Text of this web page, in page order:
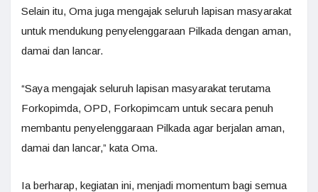
Selain itu, Oma juga mengajak seluruh lapisan masyarakat
untuk mendukung penyelenggaraan Pilkada dengan aman,
damai dan lancar.
“Saya mengajak seluruh lapisan masyarakat terutama
Forkopimda, OPD, Forkopimcam untuk secara penuh
membantu penyelenggaraan Pilkada agar berjalan aman,
damai dan lancar,” kata Oma.
Ia berharap, kegiatan ini, menjadi momentum bagi semua